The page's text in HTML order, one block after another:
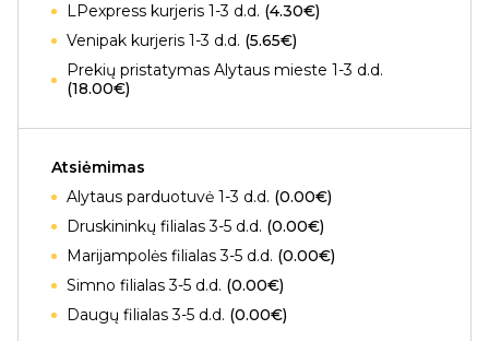
LPexpress kurjeris 1-3 d.d. (4.30€)
Venipak kurjeris 1-3 d.d. (5.65€)
Prekių pristatymas Alytaus mieste 1-3 d.d.
(18.00€)
Atsiėmimas
Alytaus parduotuvė 1-3 d.d. (0.00€)
Druskininkų filialas 3-5 d.d. (0.00€)
Marijampolės filialas 3-5 d.d. (0.00€)
Simno filialas 3-5 d.d. (0.00€)
Daugų filialas 3-5 d.d. (0.00€)